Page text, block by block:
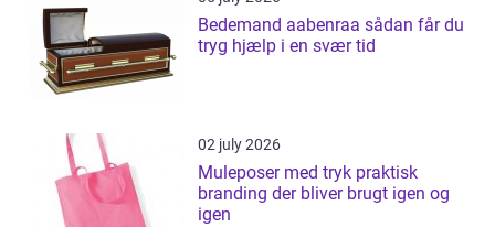
Bedemand aabenraa sådan får du
tryg hjælp i en svær tid
02 july 2026
Muleposer med tryk praktisk
branding der bliver brugt igen og
igen